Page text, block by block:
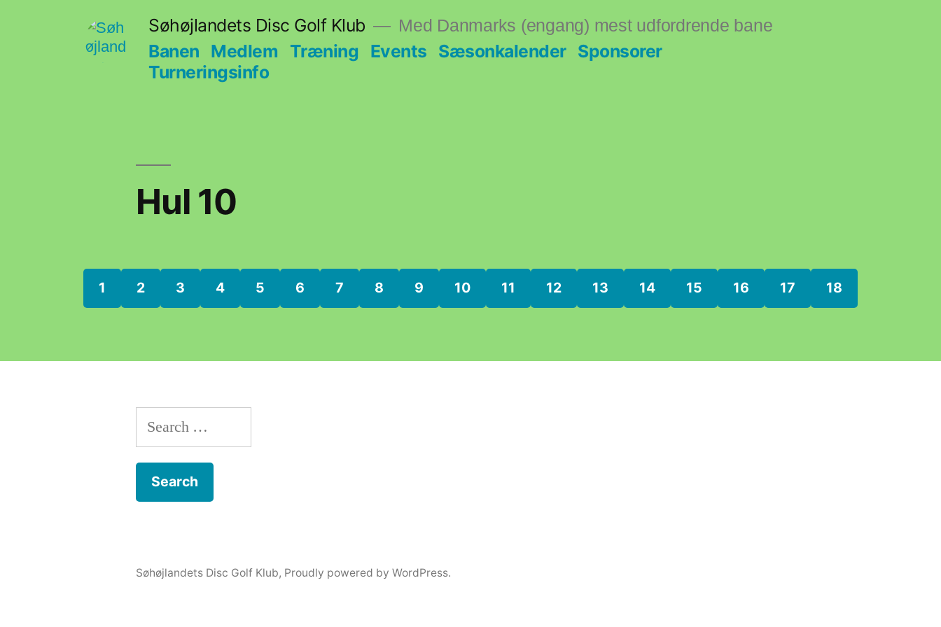
Søhøjlandets Disc Golf Klub Med Danmarks (engang) mest udfordrende bane
Banen Medlem Træning Events Sæsonkalender Sponsorer
Turneringsinfo
Hul 10
1 2 3 4 5 6 7 8 9 10 11 12 13 14 15 16 17 18
Search
for:
Søhøjlandets Disc Golf Klub, Proudly powered by WordPress.